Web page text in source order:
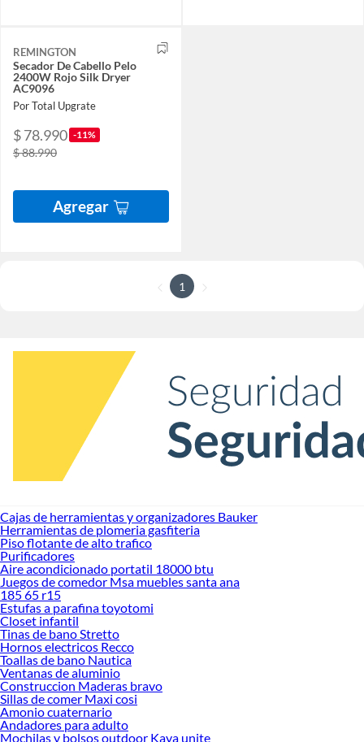
REMINGTON
Secador De Cabello Pelo
2400W Rojo Silk Dryer
AC9096
Por Total Upgrate
$ 78.990 -11%
$ 88.990
Agregar
1
Cajas de herramientas y organizadores Bauker
Herramientas de plomeria gasfiteria
Piso flotante de alto trafico
Purificadores
Aire acondicionado portatil 18000 btu
Juegos de comedor Msa muebles santa ana
185 65 r15
Estufas a parafina toyotomi
Closet infantil
Tinas de bano Stretto
Hornos electricos Recco
Toallas de bano Nautica
Ventanas de aluminio
Construccion Maderas bravo
Sillas de comer Maxi cosi
Amonio cuaternario
Andadores para adulto
Mochilas y bolsos outdoor Kaya unite